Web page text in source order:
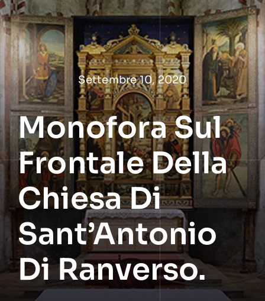
Salta
al
contenuto
Settembre 10, 2020
Monofora Sul
Frontale Della
Chiesa Di
Sant’Antonio
Di Ranverso.